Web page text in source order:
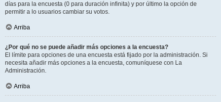
días para la encuesta (0 para duración infinita) y por último la opción de
permitir a lo usuarios cambiar su votos.
Arriba
¿Por qué no se puede añadir más opciones a la encuesta?
El límite para opciones de una encuesta está fijado por la administración. Si
necesita añadir más opciones a la encuesta, comuníquese con La
Administración.
Arriba